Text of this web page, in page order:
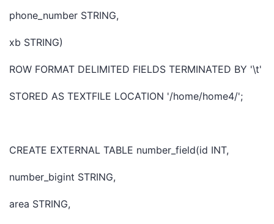
phone_number STRING,
xb STRING)
ROW FORMAT DELIMITED FIELDS TERMINATED BY '\t'
STORED AS TEXTFILE LOCATION '/home/home4/';
CREATE EXTERNAL TABLE number_field(id INT,
number_bigint STRING,
area STRING,